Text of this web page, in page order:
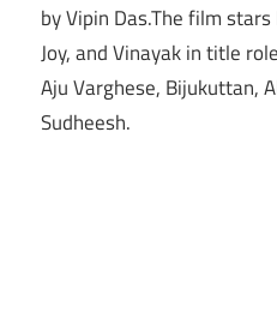
by Vipin Das.The film
Joy, and Vinayak in title
Aju Varghese, Bijukuttan,
Sudheesh.